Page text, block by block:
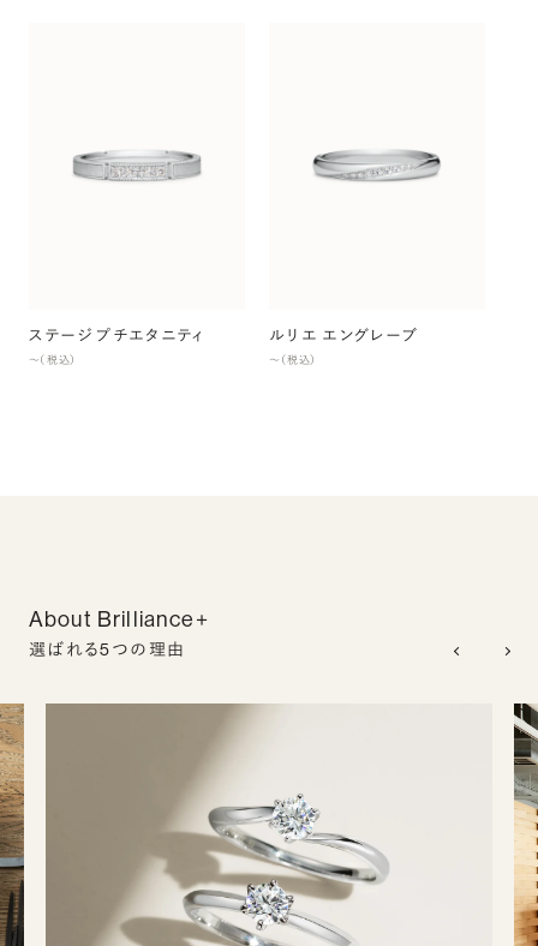
ステージ プチエタニティ
〜（税込）
ルリエ エングレーブ
〜（税込）
About Brilliance+
選ばれる5つの理由